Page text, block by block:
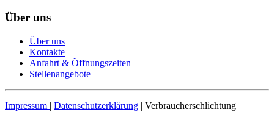
Über uns
Über uns
Kontakte
Anfahrt & Öffnungszeiten
Stellenangebote
Impressum | Datenschutzerklärung | Verbraucherschlichtung